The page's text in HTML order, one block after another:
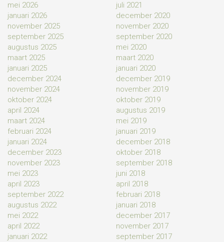
mei 2026
januari 2026
november 2025
september 2025
augustus 2025
maart 2025
januari 2025
december 2024
november 2024
oktober 2024
april 2024
maart 2024
februari 2024
januari 2024
december 2023
november 2023
mei 2023
april 2023
september 2022
augustus 2022
mei 2022
april 2022
januari 2022
juli 2021
december 2020
november 2020
september 2020
mei 2020
maart 2020
januari 2020
december 2019
november 2019
oktober 2019
augustus 2019
mei 2019
januari 2019
december 2018
oktober 2018
september 2018
juni 2018
april 2018
februari 2018
januari 2018
december 2017
november 2017
september 2017